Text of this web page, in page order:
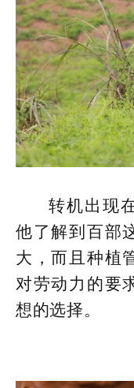
转机出现
他了解到百部
大，而且种植
对劳动力的要
想的选择。